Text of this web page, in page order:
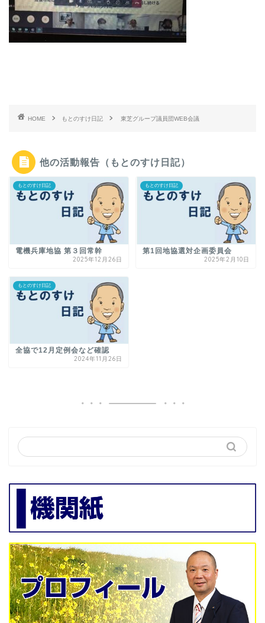
HOME もとのすけ日記 東芝グループ議員団WEB会議
他の活動報告（もとのすけ日記）
もとのすけ日記
電機兵庫地協 第３回常幹
2025年12月26日
もとのすけ日記
第1回地協選対企画委員会
2025年2月10日
もとのすけ日記
全協で12月定例会など確認
2024年11月26日